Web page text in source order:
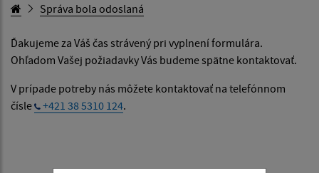
Správa bola odoslaná
Ďakujeme za Váš čas strávený pri vyplnení formulára.
Ohľadom Vašej požiadavky Vás budeme spätne kontaktovať.
V prípade potreby nás môžete kontaktovať na telefónnom
čísle
+421 38 5310 124.